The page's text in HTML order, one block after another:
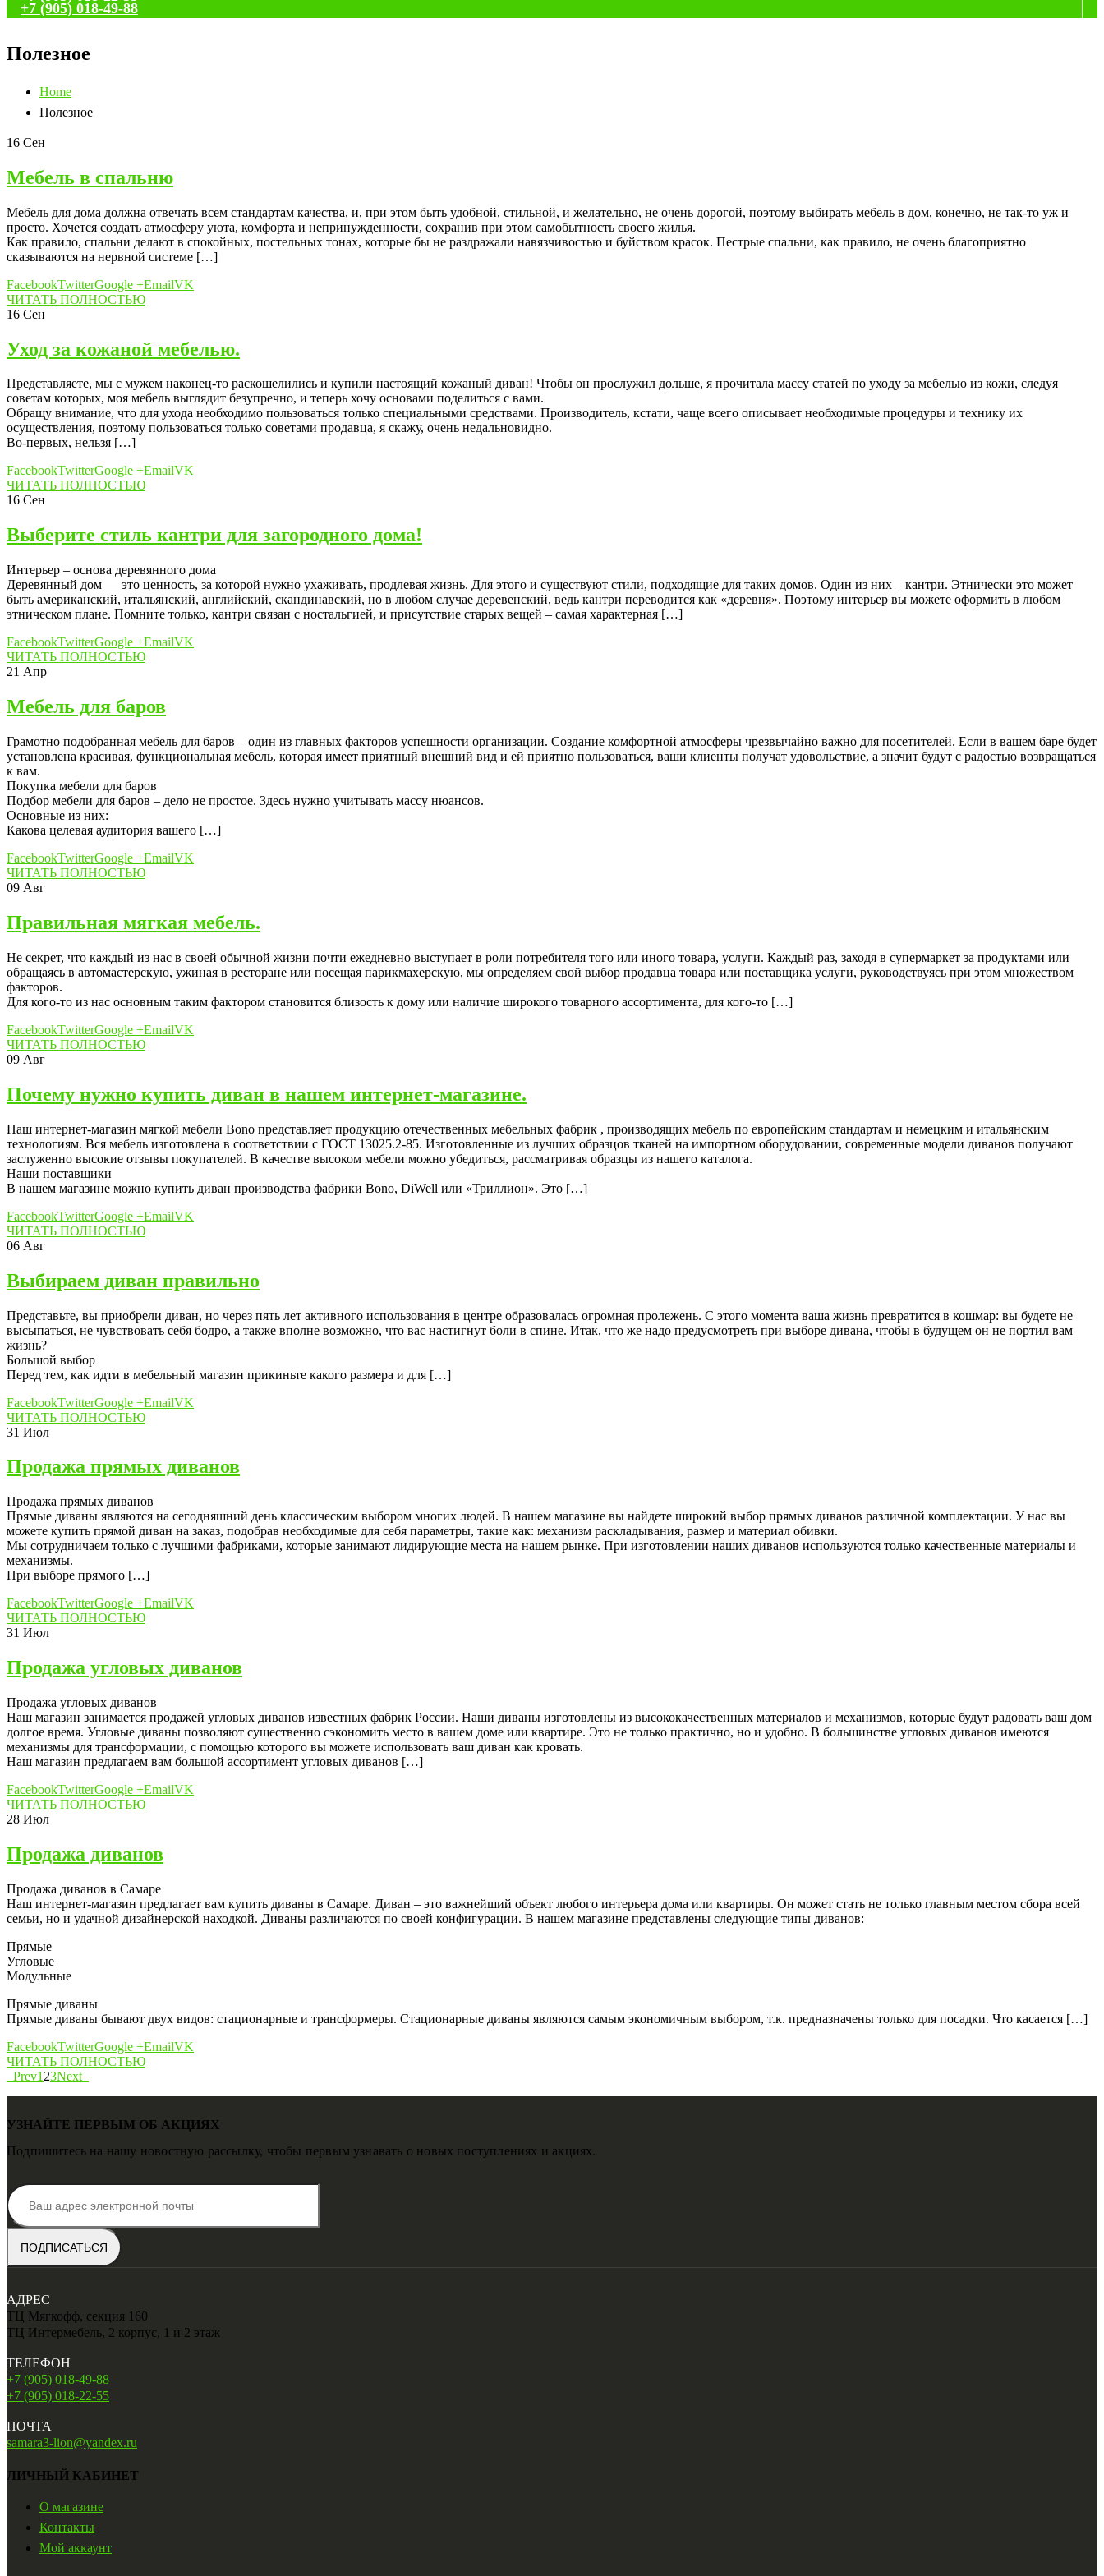
+7 (905) 018-49-88
Полезное
Home
Полезное
16 Сен
Мебель в спальню
Мебель для дома должна отвечать всем стандартам качества, и, при этом быть удобной, стильной, и желательно, не очень дорогой, поэтому выбирать мебель в дом, конечно, не так-то уж и
просто. Хочется создать атмосферу уюта, комфорта и непринужденности, сохранив при этом самобытность своего жилья.
Как правило, спальни делают в спокойных, постельных тонах, которые бы не раздражали навязчивостью и буйством красок. Пестрые спальни, как правило, не очень благоприятно
сказываются на нервной системе […]
FacebookTwitterGoogle +EmailVK
ЧИТАТЬ ПОЛНОСТЬЮ
16 Сен
Уход за кожаной мебелью.
Представляете, мы с мужем наконец-то раскошелились и купили настоящий кожаный диван! Чтобы он прослужил дольше, я прочитала массу статей по уходу за мебелью из кожи, следуя
советам которых, моя мебель выглядит безупречно, и теперь хочу основами поделиться с вами.
Обращу внимание, что для ухода необходимо пользоваться только специальными средствами. Производитель, кстати, чаще всего описывает необходимые процедуры и технику их
осуществления, поэтому пользоваться только советами продавца, я скажу, очень недальновидно.
Во-первых, нельзя […]
FacebookTwitterGoogle +EmailVK
ЧИТАТЬ ПОЛНОСТЬЮ
16 Сен
Выберите стиль кантри для загородного дома!
Интерьер – основа деревянного дома
Деревянный дом — это ценность, за которой нужно ухаживать, продлевая жизнь. Для этого и существуют стили, подходящие для таких домов. Один из них – кантри. Этнически это может
быть американский, итальянский, английский, скандинавский, но в любом случае деревенский, ведь кантри переводится как «деревня». Поэтому интерьер вы можете оформить в любом
этническом плане. Помните только, кантри связан с ностальгией, и присутствие старых вещей – самая характерная […]
FacebookTwitterGoogle +EmailVK
ЧИТАТЬ ПОЛНОСТЬЮ
21 Апр
Мебель для баров
Грамотно подобранная мебель для баров – один из главных факторов успешности организации. Создание комфортной атмосферы чрезвычайно важно для посетителей. Если в вашем баре будет
установлена красивая, функциональная мебель, которая имеет приятный внешний вид и ей приятно пользоваться, ваши клиенты получат удовольствие, а значит будут с радостью возвращаться
к вам.
Покупка мебели для баров
Подбор мебели для баров – дело не простое. Здесь нужно учитывать массу нюансов.
Основные из них:
Какова целевая аудитория вашего […]
FacebookTwitterGoogle +EmailVK
ЧИТАТЬ ПОЛНОСТЬЮ
09 Авг
Правильная мягкая мебель.
Не секрет, что каждый из нас в своей обычной жизни почти ежедневно выступает в роли потребителя того или иного товара, услуги. Каждый раз, заходя в супермаркет за продуктами или
обращаясь в автомастерскую, ужиная в ресторане или посещая парикмахерскую, мы определяем свой выбор продавца товара или поставщика услуги, руководствуясь при этом множеством
факторов.
Для кого-то из нас основным таким фактором становится близость к дому или наличие широкого товарного ассортимента, для кого-то […]
FacebookTwitterGoogle +EmailVK
ЧИТАТЬ ПОЛНОСТЬЮ
09 Авг
Почему нужно купить диван в нашем интернет-магазине.
Наш интернет-магазин мягкой мебели Bono представляет продукцию отечественных мебельных фабрик , производящих мебель по европейским стандартам и немецким и итальянским
технологиям. Вся мебель изготовлена в соответствии с ГОСТ 13025.2-85. Изготовленные из лучших образцов тканей на импортном оборудовании, современные модели диванов получают
заслуженно высокие отзывы покупателей. В качестве высоком мебели можно убедиться, рассматривая образцы из нашего каталога.
Наши поставщики
В нашем магазине можно купить диван производства фабрики Bono, DiWell или «Триллион». Это […]
FacebookTwitterGoogle +EmailVK
ЧИТАТЬ ПОЛНОСТЬЮ
06 Авг
Выбираем диван правильно
Представьте, вы приобрели диван, но через пять лет активного использования в центре образовалась огромная пролежень. С этого момента ваша жизнь превратится в кошмар: вы будете не
высыпаться, не чувствовать себя бодро, а также вполне возможно, что вас настигнут боли в спине. Итак, что же надо предусмотреть при выборе дивана, чтобы в будущем он не портил вам
жизнь?
Большой выбор
Перед тем, как идти в мебельный магазин прикиньте какого размера и для […]
FacebookTwitterGoogle +EmailVK
ЧИТАТЬ ПОЛНОСТЬЮ
31 Июл
Продажа прямых диванов
Продажа прямых диванов
Прямые диваны являются на сегодняшний день классическим выбором многих людей. В нашем магазине вы найдете широкий выбор прямых диванов различной комплектации. У нас вы
можете купить прямой диван на заказ, подобрав необходимые для себя параметры, такие как: механизм раскладывания, размер и материал обивки.
Мы сотрудничаем только с лучшими фабриками, которые занимают лидирующие места на нашем рынке. При изготовлении наших диванов используются только качественные материалы и
механизмы.
При выборе прямого […]
FacebookTwitterGoogle +EmailVK
ЧИТАТЬ ПОЛНОСТЬЮ
31 Июл
Продажа угловых диванов
Продажа угловых диванов
Наш магазин занимается продажей угловых диванов известных фабрик России. Наши диваны изготовлены из высококачественных материалов и механизмов, которые будут радовать ваш дом
долгое время. Угловые диваны позволяют существенно сэкономить место в вашем доме или квартире. Это не только практично, но и удобно. В большинстве угловых диванов имеются
механизмы для трансформации, с помощью которого вы можете использовать ваш диван как кровать.
Наш магазин предлагаем вам большой ассортимент угловых диванов […]
FacebookTwitterGoogle +EmailVK
ЧИТАТЬ ПОЛНОСТЬЮ
28 Июл
Продажа диванов
Продажа диванов в Самаре
Наш интернет-магазин предлагает вам купить диваны в Самаре. Диван – это важнейший объект любого интерьера дома или квартиры. Он может стать не только главным местом сбора всей
семьи, но и удачной дизайнерской находкой. Диваны различаются по своей конфигурации. В нашем магазине представлены следующие типы диванов:
Прямые
Угловые
Модульные
Прямые диваны
Прямые диваны бывают двух видов: стационарные и трансформеры. Стационарные диваны являются самым экономичным выбором, т.к. предназначены только для посадки. Что касается […]
FacebookTwitterGoogle +EmailVK
ЧИТАТЬ ПОЛНОСТЬЮ
Prev1 23Next
УЗНАЙТЕ ПЕРВЫМ ОБ АКЦИЯХ
Подпишитесь на нашу новостную рассылку, чтобы первым узнавать о новых поступлениях и акциях.
АДРЕС
ТЦ Мягкофф, секция 160
ТЦ Интермебель, 2 корпус, 1 и 2 этаж
ТЕЛЕФОН
+7 (905) 018-49-88
+7 (905) 018-22-55
ПОЧТА
samara3-lion@yandex.ru
ЛИЧНЫЙ КАБИНЕТ
О магазине
Контакты
Мой аккаунт